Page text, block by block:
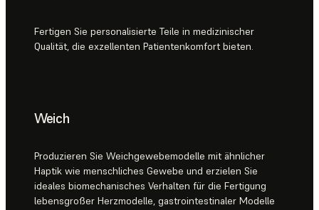
Fertigen Sie personalisierte Teile in medizinischer
Qualität, die exzellenten Patientenkomfort bieten.
Weich
Produzieren Sie Weichgewebemodelle mit ähnlicher
Haptik wie menschliches Gewebe und erzielen Sie
ideales biomechanisches Verhalten für die Fertigung
lebensgroßer Herzmodelle, gastrointestinaler Modelle